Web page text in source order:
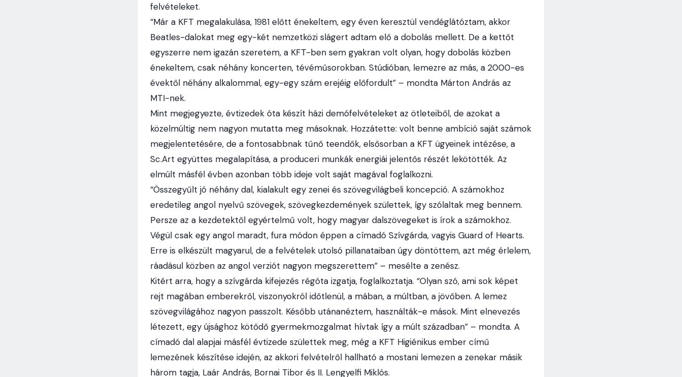
felvételeket.
“Már a KFT megalakulása, 1981 előtt énekeltem, egy éven keresztül vendéglátóztam, akkor
Beatles-dalokat meg egy-két nemzetközi slágert adtam elő a dobolás mellett. De a kettőt
egyszerre nem igazán szeretem, a KFT-ben sem gyakran volt olyan, hogy dobolás közben
énekeltem, csak néhány koncerten, tévéműsorokban. Stúdióban, lemezre az más, a 2000-es
évektől néhány alkalommal, egy-egy szám erejéig előfordult” – mondta Márton András az
MTI-nek.
Mint megjegyezte, évtizedek óta készít házi demófelvételeket az ötleteiből, de azokat a
közelmúltig nem nagyon mutatta meg másoknak. Hozzátette: volt benne ambíció saját számok
megjelentetésére, de a fontosabbnak tűnő teendők, elsősorban a KFT ügyeinek intézése, a
Sc.Art együttes megalapítása, a produceri munkák energiái jelentős részét lekötötték. Az
elmúlt másfél évben azonban több ideje volt saját magával foglalkozni.
“Összegyűlt jó néhány dal, kialakult egy zenei és szövegvilágbeli koncepció. A számokhoz
eredetileg angol nyelvű szövegek, szövegkezdemények születtek, így szólaltak meg bennem.
Persze az a kezdetektől egyértelmű volt, hogy magyar dalszövegeket is írok a számokhoz.
Végül csak egy angol maradt, fura módon éppen a címadó Szívgárda, vagyis Guard of Hearts.
Erre is elkészült magyarul, de a felvételek utolsó pillanataiban úgy döntöttem, azt még érlelem,
ráadásul közben az angol verziót nagyon megszerettem” – mesélte a zenész.
Kitért arra, hogy a szívgárda kifejezés régóta izgatja, foglalkoztatja. “Olyan szó, ami sok képet
rejt magában emberekről, viszonyokról időtlenül, a mában, a múltban, a jövőben. A lemez
szövegvilágához nagyon passzolt. Később utánanéztem, használták-e mások. Mint elnevezés
létezett, egy újsághoz kötődő gyermekmozgalmat hívtak így a múlt században” – mondta. A
címadó dal alapjai másfél évtizede születtek meg, még a KFT Higiénikus ember című
lemezének készítése idején, az akkori felvételről hallható a mostani lemezen a zenekar másik
három tagja, Laár András, Bornai Tibor és II. Lengyelfi Miklós.